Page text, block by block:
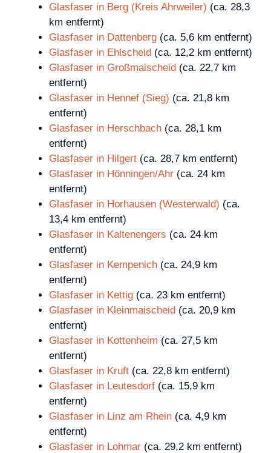
Glasfaser in Berg (Kreis Ahrweiler) (ca. 28,3
km entfernt)
Glasfaser in Dattenberg (ca. 5,6 km entfernt)
Glasfaser in Ehlscheid (ca. 12,2 km entfernt)
Glasfaser in Großmaischeid (ca. 22,7 km
entfernt)
Glasfaser in Hennef (Sieg) (ca. 21,8 km
entfernt)
Glasfaser in Herschbach (ca. 28,1 km
entfernt)
Glasfaser in Hilgert (ca. 28,7 km entfernt)
Glasfaser in Hönningen/Ahr (ca. 24 km
entfernt)
Glasfaser in Horhausen (Westerwald) (ca.
13,4 km entfernt)
Glasfaser in Kaltenengers (ca. 24 km
entfernt)
Glasfaser in Kempenich (ca. 24,9 km
entfernt)
Glasfaser in Kettig (ca. 23 km entfernt)
Glasfaser in Kleinmaischeid (ca. 20,9 km
entfernt)
Glasfaser in Kottenheim (ca. 27,5 km
entfernt)
Glasfaser in Kruft (ca. 22,8 km entfernt)
Glasfaser in Leutesdorf (ca. 15,9 km
entfernt)
Glasfaser in Linz am Rhein (ca. 4,9 km
entfernt)
Glasfaser in Lohmar (ca. 29,2 km entfernt)